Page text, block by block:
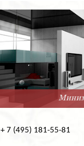
+ 7 (495) 181-55-81